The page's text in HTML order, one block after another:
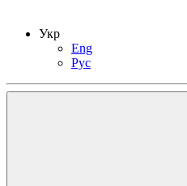
Укр
Eng
Рус